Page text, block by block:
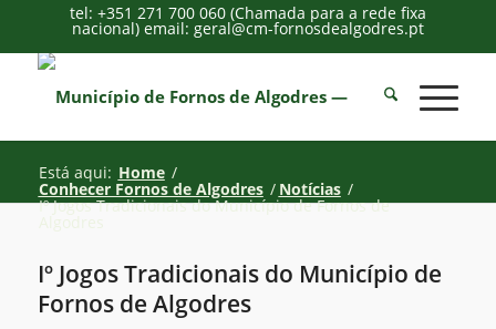
tel: +351 271 700 060 (Chamada para a rede fixa
nacional) email: geral@cm-fornosdealgodres.pt
Está aqui: Home /
Conhecer Fornos de Algodres / Notícias /
Iº Jogos Tradicionais do Município de Fornos de
Algodres
Iº Jogos Tradicionais do Município de
Fornos de Algodres